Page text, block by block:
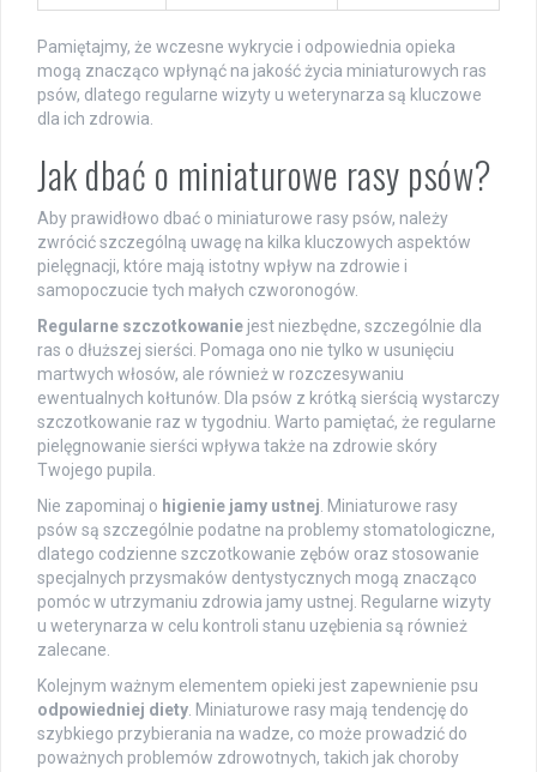
Pamiętajmy, że wczesne wykrycie i odpowiednia opieka
mogą znacząco wpłynąć na jakość życia miniaturowych ras
psów, dlatego regularne wizyty u weterynarza są kluczowe
dla ich zdrowia.
Jak dbać o miniaturowe rasy psów?
Aby prawidłowo dbać o miniaturowe rasy psów, należy
zwrócić szczególną uwagę na kilka kluczowych aspektów
pielęgnacji, które mają istotny wpływ na zdrowie i
samopoczucie tych małych czworonogów.
Regularne szczotkowanie jest niezbędne, szczególnie dla
ras o dłuższej sierści. Pomaga ono nie tylko w usunięciu
martwych włosów, ale również w rozczesywaniu
ewentualnych kołtunów. Dla psów z krótką sierścią wystarczy
szczotkowanie raz w tygodniu. Warto pamiętać, że regularne
pielęgnowanie sierści wpływa także na zdrowie skóry
Twojego pupila.
Nie zapominaj o higienie jamy ustnej. Miniaturowe rasy
psów są szczególnie podatne na problemy stomatologiczne,
dlatego codzienne szczotkowanie zębów oraz stosowanie
specjalnych przysmaków dentystycznych mogą znacząco
pomóc w utrzymaniu zdrowia jamy ustnej. Regularne wizyty
u weterynarza w celu kontroli stanu uzębienia są również
zalecane.
Kolejnym ważnym elementem opieki jest zapewnienie psu
odpowiedniej diety. Miniaturowe rasy mają tendencję do
szybkiego przybierania na wadze, co może prowadzić do
poważnych problemów zdrowotnych, takich jak choroby